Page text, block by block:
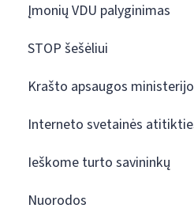
Įmonių VDU palyginimas
STOP šešėliui
Krašto apsaugos
Interneto svetainės
Ieškome turto savininkų
Nuorodos